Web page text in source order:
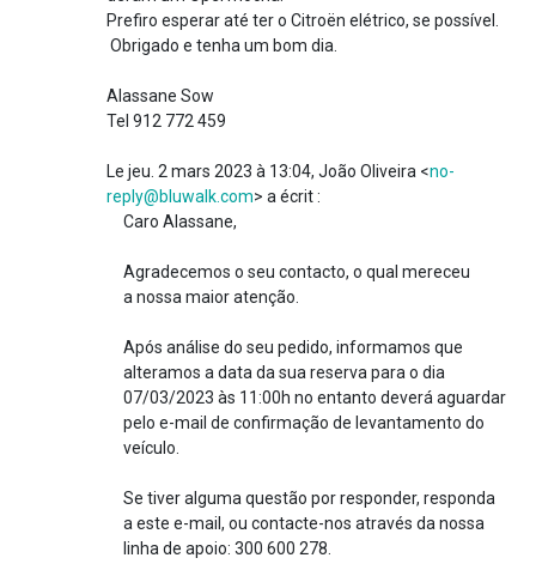
Prefiro esperar até ter o Citroën elétrico, se possível.
Obrigado e tenha um bom dia.
Alassane Sow
Tel 912 772 459
Le jeu. 2 mars 2023 à 13:04, João Oliveira <no-
reply@bluwalk.com> a écrit :
Caro Alassane,
Agradecemos o seu contacto, o qual mereceu
a nossa maior atenção.
Após análise do seu pedido, informamos que
alteramos a data da sua reserva para o dia
07/03/2023 às 11:00h no entanto deverá aguardar
pelo e-mail de confirmação de levantamento do
veículo.
Se tiver alguma questão por responder, responda
a este e-mail, ou contacte-nos através da nossa
linha de apoio: 300 600 278.